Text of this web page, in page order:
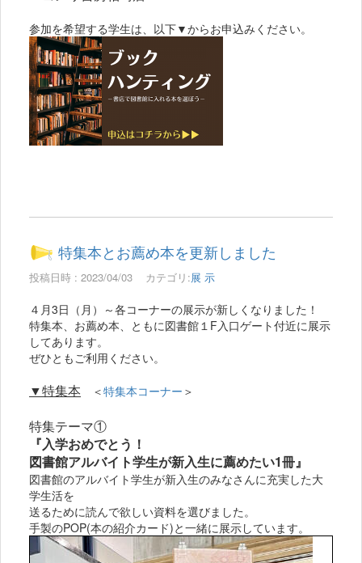
参加を希望する学生は、以下▼からお申込みください。
特集本とお薦め本を更新しました
投稿日時 : 2023/04/03 カテゴリ:展 示
４月3日（月）～各コーナーの展示が新しくなりました！
特集本、お薦め本、ともに図書館１F入口ゲート付近に展示
してあります。
ぜひともご利用ください。
▼特集本 ＜特集本コーナー ＞
特集テーマ①
『入学おめでとう！
図書館アルバイト学生が新入生に薦めたい1冊』
図書館のアルバイト学生が新入生のみなさんに充実した大
学生活を
送るために読んで欲しい資料を選びました。
手製のPOP(本の紹介カード)と一緒に展示しています。